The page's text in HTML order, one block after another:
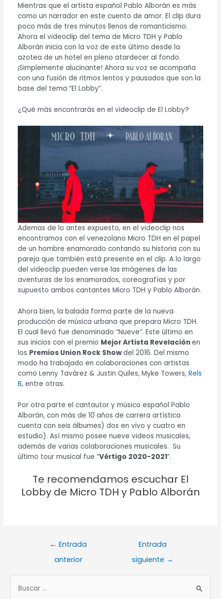
Mientras que el artista español Pablo Alborán es más
como un narrador en este cuento de amor. El clip dura
poco más de tres minutos llenos de romanticismo.
Ahora el videoclip del tema de Micro TDH y Pablo
Alborán inicia con la voz de este último desde la
azotea de un hotel en pleno atardecer al fondo.
¡Simplemente alucinante! Ahora su voz se acompaña
con una fusión de ritmos lentos y pausados que son la
base del tema “El Lobby”.
¿Qué más encontrarás en el videoclip de El Lobby?
Ademas de lo antes expuesto, en el videoclip nos
encontramos con el venezolano Micro TDH en el papel
de un hombre enamorado contando su historia con su
pareja que también está presente en el clip. A lo largo
del videoclip pueden verse las imágenes de las
aventuras de los enamorados, coreografías y por
supuesto ambos cantantes Micro TDH y Pablo Alborán.
Ahora bien, la balada forma parte de la nueva
producción de música urbana que prepara Micro TDH.
El cual llevó fue denominado “Nueve”. Este último en
sus inicios con el premio Mejor Artista Revelaciónen
los Premios Union Rock Showdel 2016. Del mismo
modo ha trabajado en colaboraciones con artistas
como Lenny Tavárez & Justin Quiles, Myke Towers,Rels
B, entre otras.
Por otra parte el cantautor y músico español Pablo
Alborán, con más de 10 años de carrera artística
cuenta con seis álbumes) dos en vivo y cuatro en
estudio). Así mismo posee nueve videos musicales,
además de varias colaboraciones musicales. Su
último tour musical fue “Vértigo 2020-2021”.
Te recomendamos escuchar El
Lobby de Micro TDH y Pablo Alborán
← Entrada
anterior
Entrada
siguiente →